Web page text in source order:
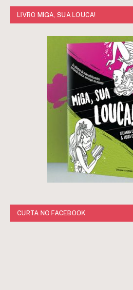
LIVRO MIGA, SUA LOUCA!
CURTA NO FACEBOOK